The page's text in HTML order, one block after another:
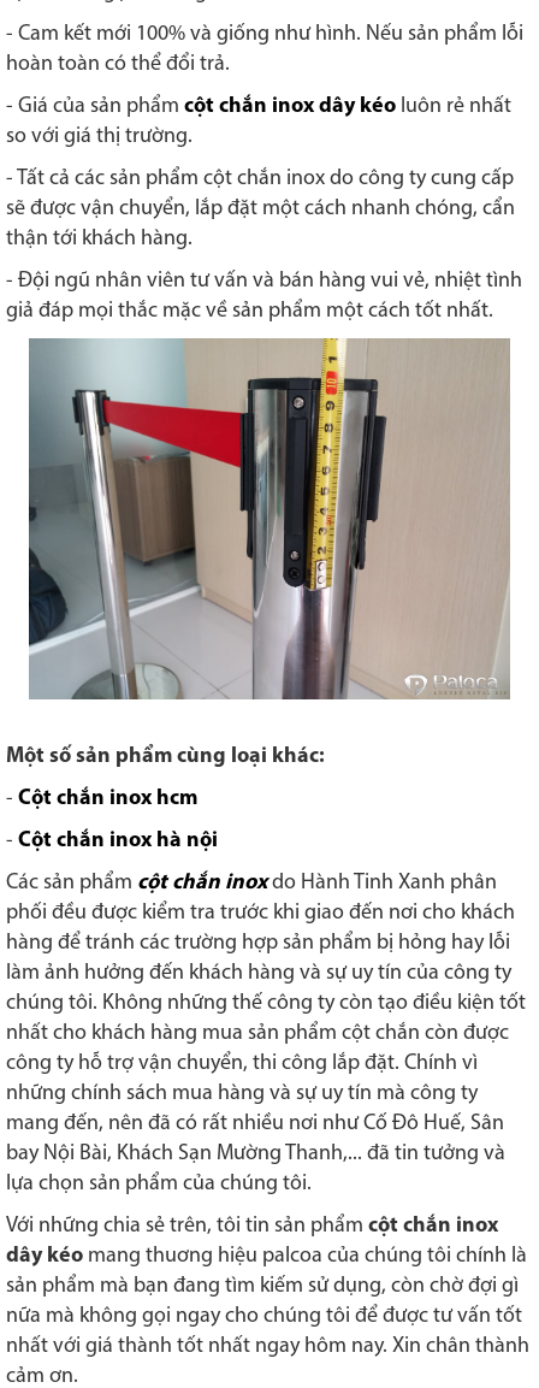
- Cam kết mới 100% và giống như hình. Nếu sản phẩm lỗi
hoàn toàn có thể đổi trả.
- Giá của sản phẩm cột chắn inox dây kéo luôn rẻ nhất
so với giá thị trường.
- Tất cả các sản phẩm cột chắn inox do công ty cung cấp
sẽ được vận chuyển, lắp đặt một cách nhanh chóng, cẩn
thận tới khách hàng.
- Đội ngũ nhân viên tư vấn và bán hàng vui vẻ, nhiệt tình
giả đáp mọi thắc mặc về sản phẩm một cách tốt nhất.
Một số sản phẩm cùng loại khác:
- Cột chắn inox hcm
- Cột chắn inox hà nội
Các sản phẩm cột chắn inoxdo Hành Tinh Xanh phân
phối đều được kiểm tra trước khi giao đến nơi cho khách
hàng để tránh các trường hợp sản phẩm bị hỏng hay lỗi
làm ảnh hưởng đến khách hàng và sự uy tín của công ty
chúng tôi. Không những thế công ty còn tạo điều kiện tốt
nhất cho khách hàng mua sản phẩm cột chắn còn được
công ty hỗ trợ vận chuyển, thi công lắp đặt. Chính vì
những chính sách mua hàng và sự uy tín mà công ty
mang đến, nên đã có rất nhiều nơi như Cố Đô Huế, Sân
bay Nội Bài, Khách Sạn Mường Thanh,... đã tin tưởng và
lựa chọn sản phẩm của chúng tôi.
Với những chia sẻ trên, tôi tin sản phẩm cột chắn inox
dây kéo mang thuơng hiệu palcoa của chúng tôi chính là
sản phẩm mà bạn đang tìm kiếm sử dụng, còn chờ đợi gì
nữa mà không gọi ngay cho chúng tôi để được tư vấn tốt
nhất với giá thành tốt nhất ngay hôm nay. Xin chân thành
cảm ơn.